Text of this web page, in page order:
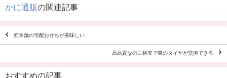
海外WiFiレンタル
格安モバイルならドコモ系列の
格安モバイルならドコモ系列のOCNモバイルがいい
格安スマホ・SIM 比較ランキン
グ
格安スマホ・SIM！比較ランキング